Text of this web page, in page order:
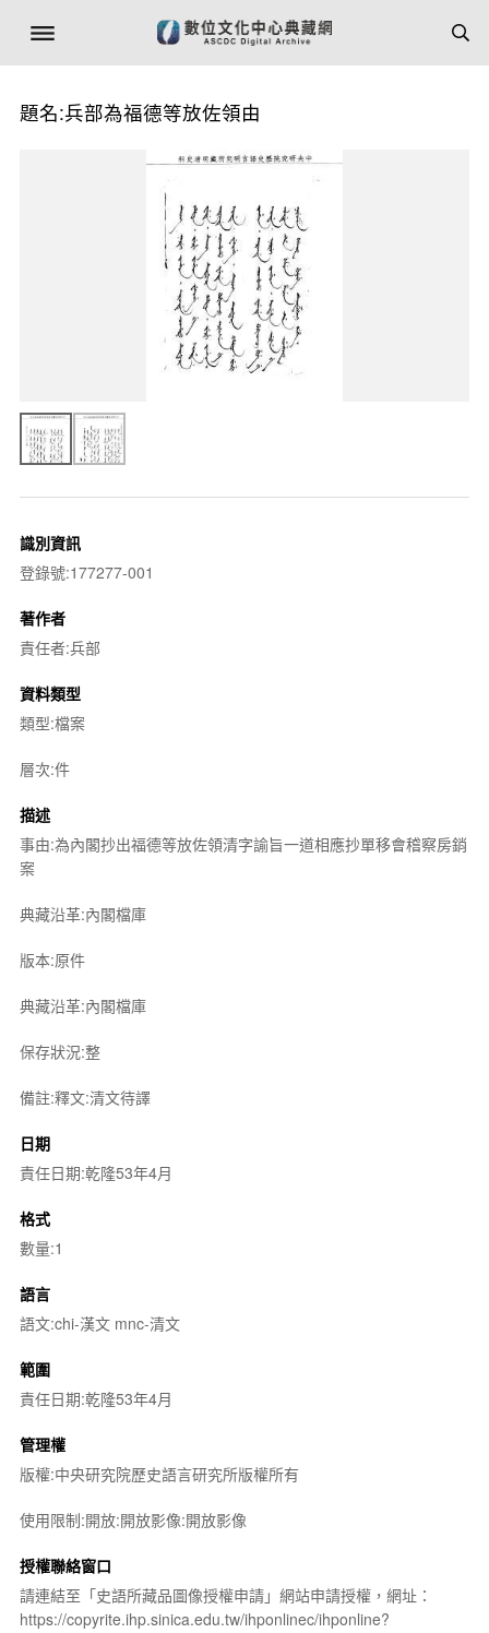
題名:兵部為福德等放佐領由
識別資訊
登錄號:177277-001
著作者
責任者:兵部
資料類型
類型:檔案
層次:件
描述
事由:為內閣抄出福德等放佐領清字諭旨一道相應抄單移會稽察房銷
案
典藏沿革:內閣檔庫
版本:原件
典藏沿革:內閣檔庫
保存狀況:整
備註:釋文:清文待譯
日期
責任日期:乾隆53年4月
格式
數量:1
語言
語文:chi-漢文 mnc-清文
範圍
責任日期:乾隆53年4月
管理權
版權:中央研究院歷史語言研究所版權所有
使用限制:開放:開放影像:開放影像
授權聯絡窗口
請連結至「史語所藏品圖像授權申請」網站申請授權，網址：
https://copyrite.ihp.sinica.edu.tw/ihponlinec/ihponline?